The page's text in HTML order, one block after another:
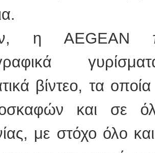
η AEGEAN
βίντεο, τα
και σε
με στόχο όλο